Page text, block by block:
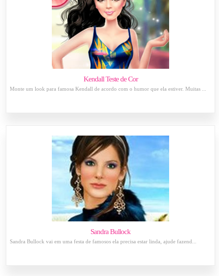
Kendall Teste de Cor
Monte um look para famosa Kendall de acordo com o humor que ela estiver. Muitas ...
Sandra Bullock
Sandra Bullock vai em uma festa de famosos ela precisa estar linda, ajude fazend...